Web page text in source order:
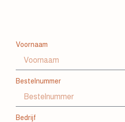
Voornaam
Bestelnummer
Bedrijf